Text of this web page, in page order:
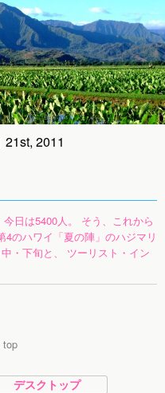
21st, 2011
日は5400人。 そう、これから
のハワイ「夏の陣」のハジマリ
・下旬と、 ツーリスト・イン
top
デスクトップ